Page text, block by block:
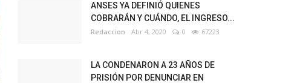
ANSES YA DEFINIÓ QUIENES
COBRARÁN Y CUÁNDO, EL INGRESO...
Redaccion Abr 4, 2020 0 67223
LA CONDENARON A 23 AÑOS DE
PRISIÓN POR DENUNCIAR EN